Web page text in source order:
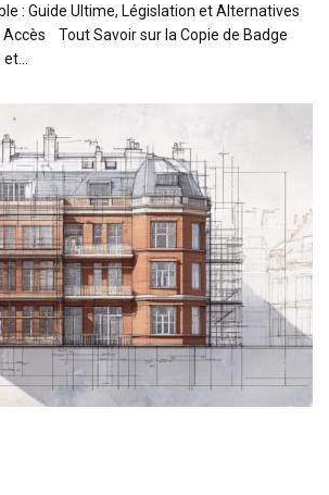
: Guide Ultime, Législation et Alternatives
Tout Savoir sur la Copie de Badge